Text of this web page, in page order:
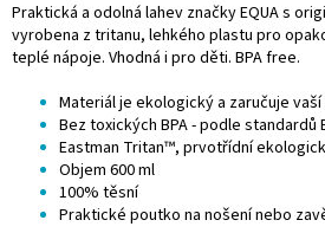
Praktická a odolná lahev značky EQUA s
vyrobena ztritanu, lehkého plastu pro
teplé nápoje. Vhodná i pro děti. BPAfree.
Materiál je ekologický a zaručuje
Bez toxických BPA- podle standardů
Eastman Tritan™, prvotřídní
Objem 600 ml
100% těsní
Praktické poutko na nošení nebo